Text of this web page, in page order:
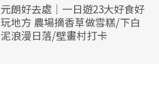
元朗好去處｜一日遊23大好食好
玩地方 農場摘香草做雪糕/下白
泥浪漫日落/壁畫村打卡